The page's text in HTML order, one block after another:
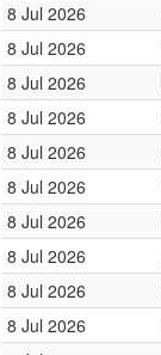
8 Jul 2026
8 Jul 2026
8 Jul 2026
8 Jul 2026
8 Jul 2026
8 Jul 2026
8 Jul 2026
8 Jul 2026
8 Jul 2026
8 Jul 2026